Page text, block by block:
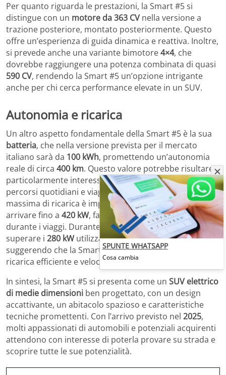
Per quanto riguarda le prestazioni, la Smart #5 si
distingue con un motore da 363 CVnella versione a
trazione posteriore, montato posteriormente. Questo
offre un’esperienza di guida dinamica e reattiva. Inoltre,
si prevede anche una variante bimotore4×4, che
dovrebbe raggiungere una potenza combinata di quasi
590 CV, rendendo la Smart #5 un’opzione intrigante
anche per chi cerca performance elevate in un SUV.
Autonomia e ricarica
Un altro aspetto fondamentale della Smart #5 è la sua
batteria, che nella versione prevista per il mercato
italiano sarà da 100 kWh, promettendo un’autonomia
reale di circa 400 km. Questo valore potrebbe risultare
particolarmente interessante per chi utilizza l’auto per
percorsi quotidiani e viaggi più lunghi. La potenza
massima di ricarica è impressionante, con la capacità di
arrivare fino a 420 kW, facilitando così ricariche rapide
durante i viaggi. Durante i primi test, è stato possibile
superare i 280 kWutilizzando una colonnina da300 kW,
suggerendo che la Smart #5 è progettata per una
ricarica efficiente e veloce.
In sintesi, la Smart #5 si presenta come un SUV elettrico
di medie dimensioni ben progettato, con un design
accattivante, un abitacolo spazioso e caratteristiche
tecniche promettenti. Con l’arrivo previsto nel 2025,
molti appassionati di automobili e potenziali acquirenti
attendono con interesse di poterla provare su strada e
scoprire tutte le sue potenzialità.
SPUNTE WHATSAPP
Cosa cambia